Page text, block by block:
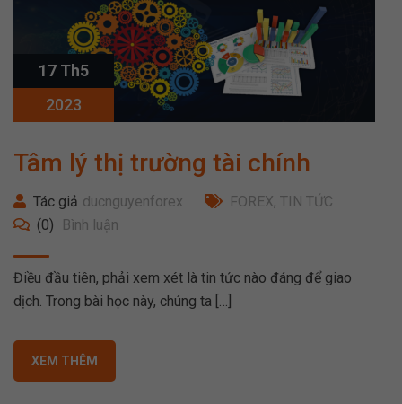
17 Th5
2023
Tâm lý thị trường tài chính
Tác giả ducnguyenforex FOREX, TIN TỨC
(0)
Bình luận
Điều đầu tiên, phải xem xét là tin tức nào đáng để giao
dịch. Trong bài học này, chúng ta […]
XEM THÊM